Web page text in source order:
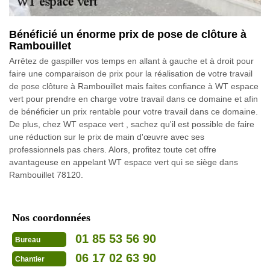
Bénéficié un énorme prix de pose de clôture à
Rambouillet
Arrêtez de gaspiller vos temps en allant à gauche et à droit pour
faire une comparaison de prix pour la réalisation de votre travail
de pose clôture à Rambouillet mais faites confiance à WT espace
vert pour prendre en charge votre travail dans ce domaine et afin
de bénéficier un prix rentable pour votre travail dans ce domaine.
De plus, chez WT espace vert , sachez qu'il est possible de faire
une réduction sur le prix de main d'œuvre avec ses
professionnels pas chers. Alors, profitez toute cet offre
avantageuse en appelant WT espace vert qui se siège dans
Rambouillet 78120.
Nos coordonnées
Bureau 01 85 53 56 90
Chantier 06 17 02 63 90